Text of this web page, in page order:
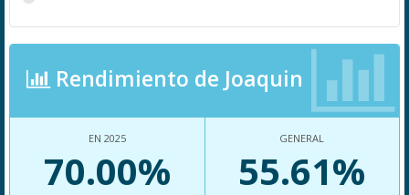
Rendimiento de Joaquin
EN 2025
70.00%
GENERAL
55.61%